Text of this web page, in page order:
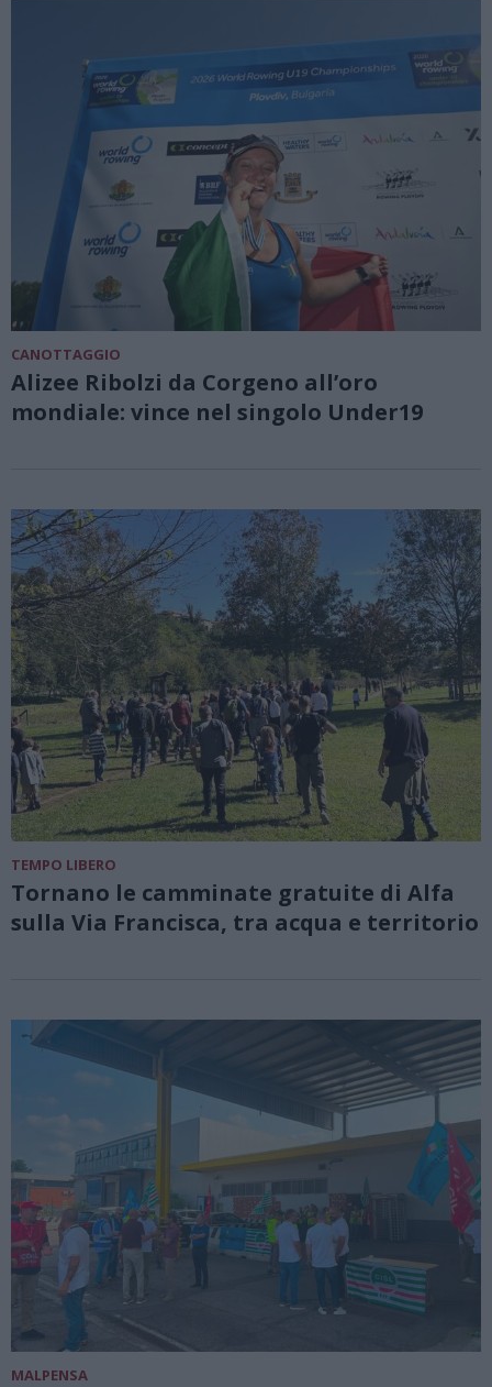
CANOTTAGGIO
Alizee Ribolzi da Corgeno all’oro
mondiale: vince nel singolo Under19
TEMPO LIBERO
Tornano le camminate gratuite di Alfa
sulla Via Francisca, tra acqua e territorio
MALPENSA